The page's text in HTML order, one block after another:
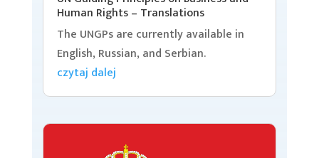
Human Rights – Translations
The UNGPs are currently available in
English, Russian, and Serbian.
czytaj dalej